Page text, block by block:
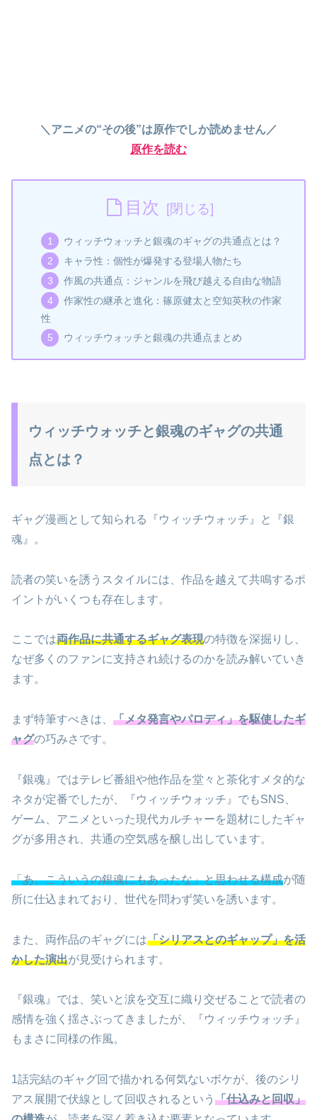
＼アニメの“その後”は原作でしか読めません／
原作を読む
目次
ウィッチウォッチと銀魂のギャグの共通点とは？
キャラ性：個性が爆発する登場人物たち
作風の共通点：ジャンルを飛び越える自由な物語
作家性の継承と進化：篠原健太と空知英秋の作家
性
ウィッチウォッチと銀魂の共通点まとめ
ウィッチウォッチと銀魂のギャグの共通
点とは？
ギャグ漫画として知られる『ウィッチウォッチ』と『銀
魂』。
読者の笑いを誘うスタイルには、作品を越えて共鳴するポ
イントがいくつも存在します。
ここでは両作品に共通するギャグ表現の特徴を深掘りし、
なぜ多くのファンに支持され続けるのかを読み解いていき
ます。
まず特筆すべきは、 「メタ発言やパロディ」を駆使したギ
ャグの巧みさです。
『銀魂』ではテレビ番組や他作品を堂々と茶化すメタ的な
ネタが定番でしたが、『ウィッチウォッチ』でもSNS、
ゲーム、アニメといった現代カルチャーを題材にしたギャ
グが多用され、共通の空気感を醸し出しています。
「あ、こういうの銀魂にもあったな」と思わせる構成が随
所に仕込まれており、世代を問わず笑いを誘います。
また、両作品のギャグには「シリアスとのギャップ」を活
かした演出が見受けられます。
『銀魂』では、笑いと涙を交互に織り交ぜることで読者の
感情を強く揺さぶってきましたが、『ウィッチウォッチ』
もまさに同様の作風。
1話完結のギャグ回で描かれる何気ないボケが、後のシリ
アス展開で伏線として回収されるという 「仕込みと回収」